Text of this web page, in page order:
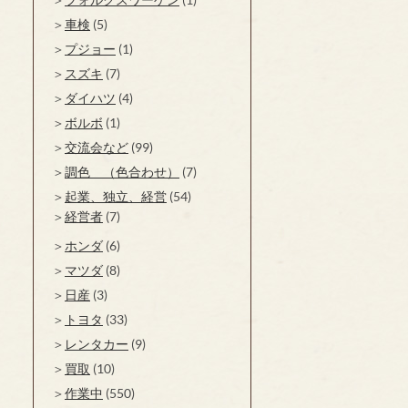
車検 (5)
プジョー (1)
スズキ (7)
ダイハツ (4)
ボルボ (1)
交流会など (99)
調色 （色合わせ）
(7)
起業、独立、経営 (54)
経営者 (7)
ホンダ (6)
マツダ (8)
日産 (3)
トヨタ (33)
レンタカー (9)
買取 (10)
作業中 (550)